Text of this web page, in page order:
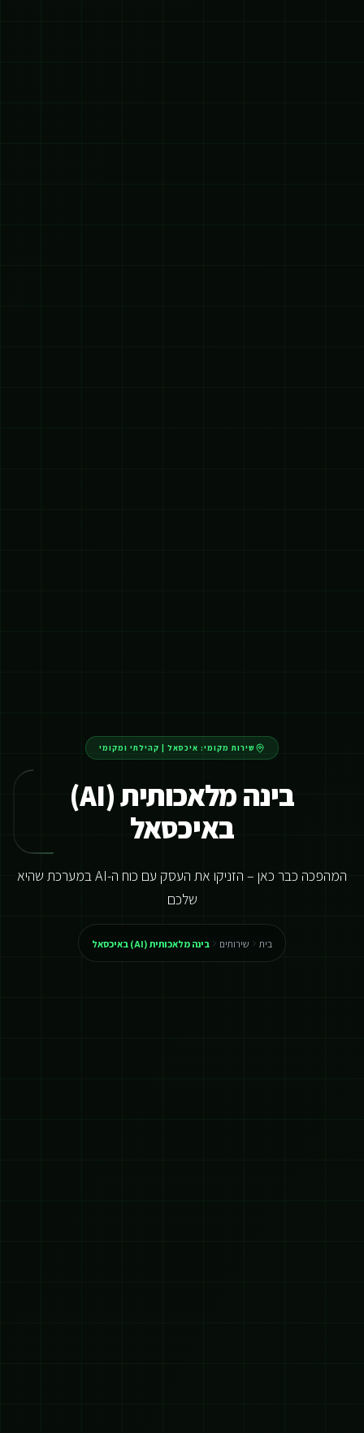
שירות מקומי: איכסאל קהילתי ומקומי
בינה מלאכותית (AI)
באיכסאל
המהפכה כבר כאן – הזניקו את העסק עם כוח ה-AI במערכת שהיא
שלכם
בית שירותים בינה מלאכותית (AI) באיכסאל